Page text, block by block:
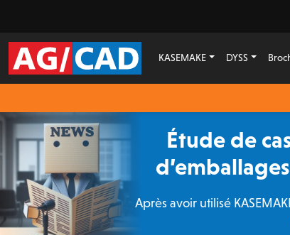
KASEMAKE DYSS
Étude de
Après avoir utilisé